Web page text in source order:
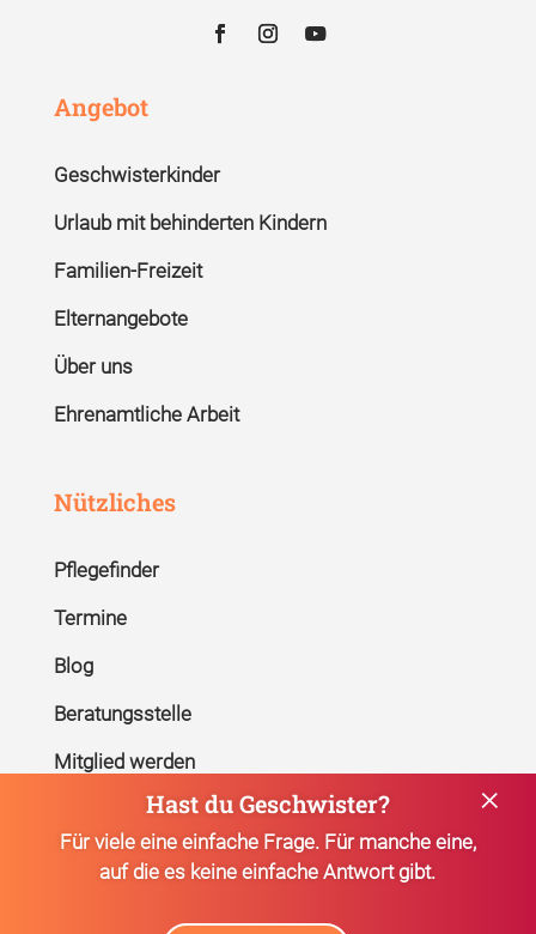
Angebot
Geschwisterkinder
Urlaub mit behinderten Kindern
Familien-Freizeit
Elternangebote
Über uns
Ehrenamtliche Arbeit
Nützliches
Pflegefinder
Termine
Blog
Beratungsstelle
Mitglied werden
Hast du Geschwister?
Für viele eine einfache Frage. Für manche eine,
auf die es keine einfache Antwort gibt.
×